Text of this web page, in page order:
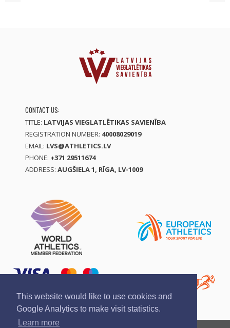
This website would like to use cookies and
Google Analytics to make visit statistics.
Learn more
CONTACT US:
TITLE: LATVIJAS VIEGLATLĒTIKAS SAVIENĪBA
REGISTRATION NUMBER: 40008029019
EMAIL: LVS@ATHLETICS.LV
PHONE: +371 29511674
ADDRESS: AUGŠIELA 1, RĪGA, LV-1009